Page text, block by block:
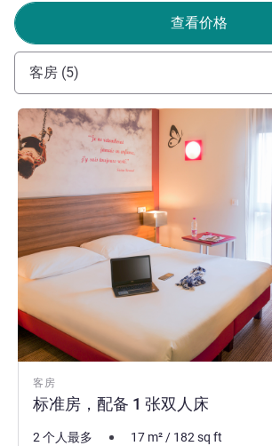
查看价格
客房 (5)
客房
标准房，配备 1 张双人床
请参阅详情
2 个人最多 17 m²/ 182sq ft